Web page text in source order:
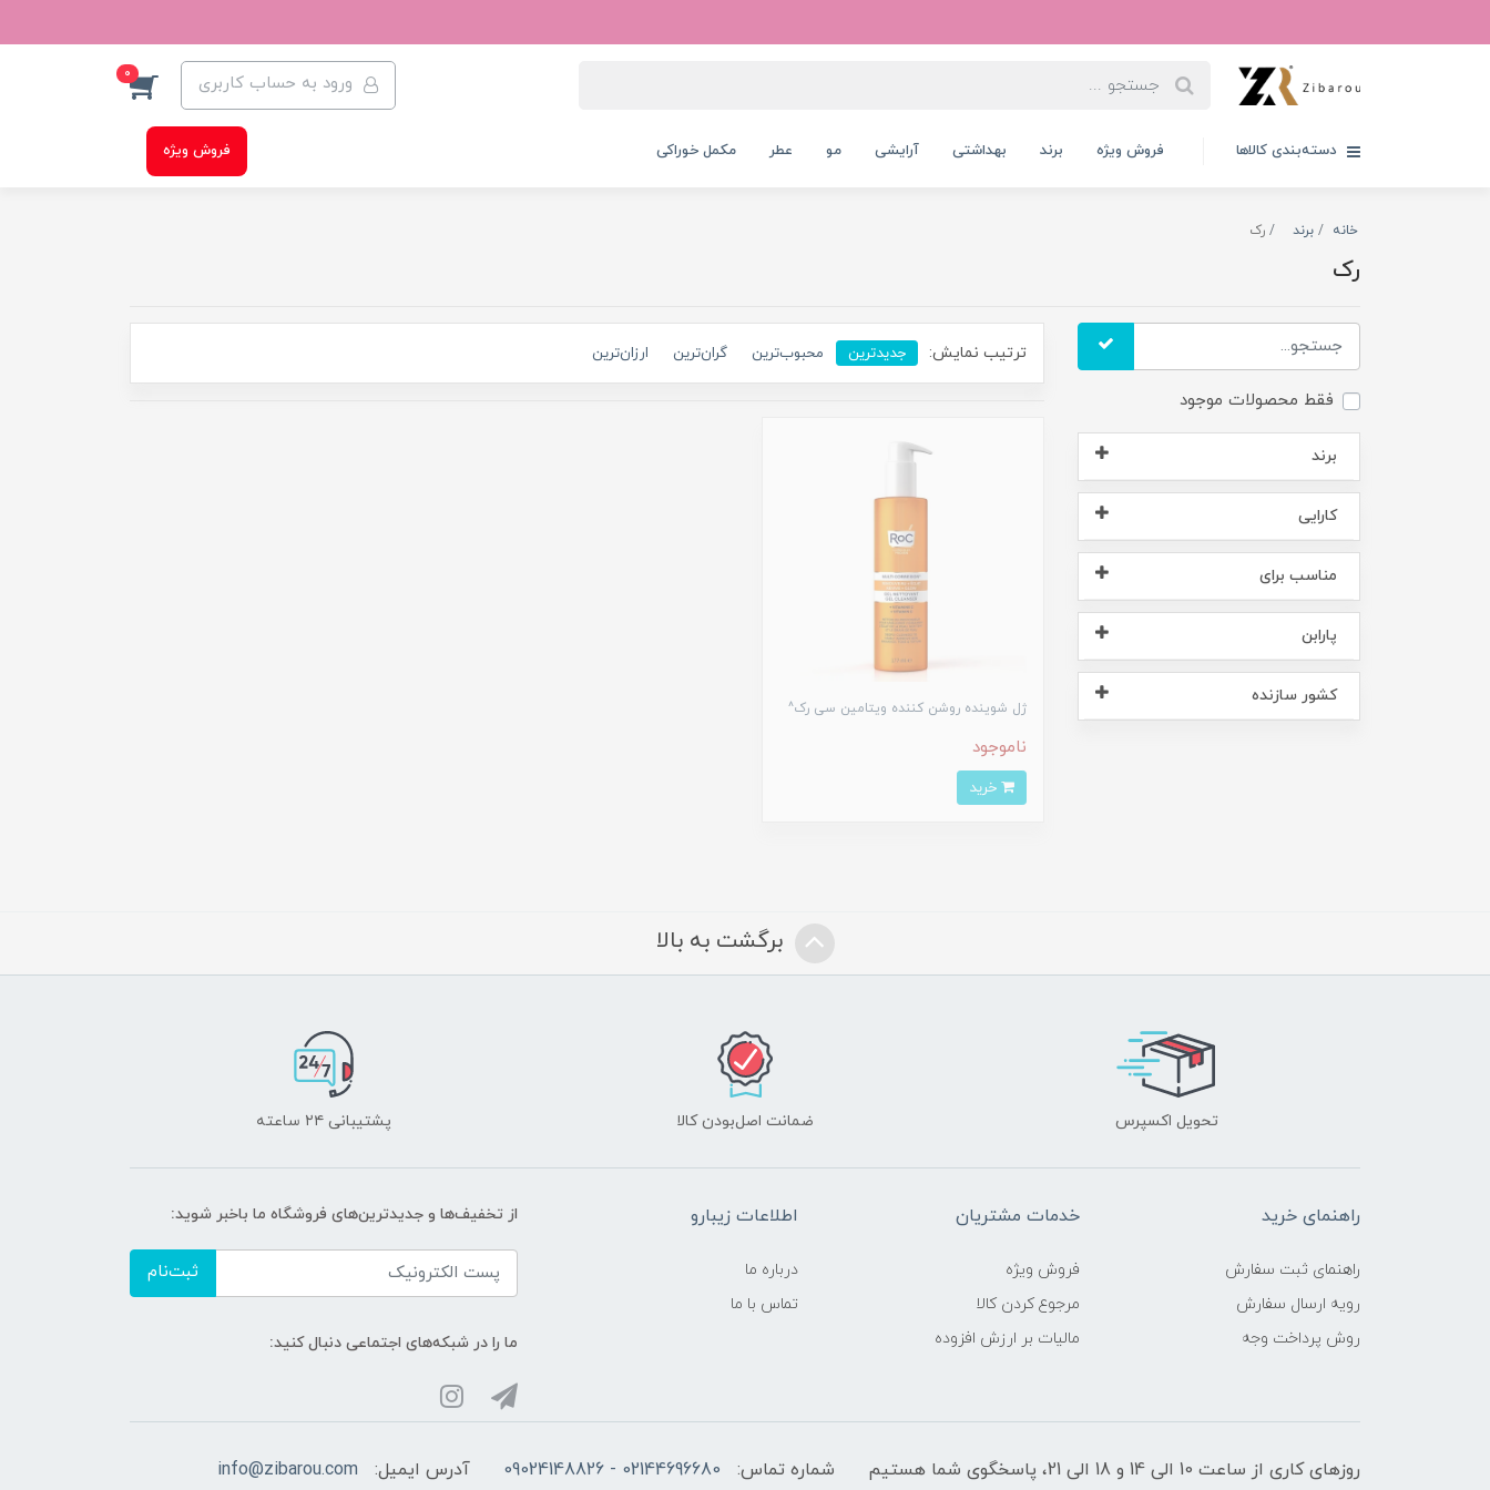
ورود به حساب کاربری 0
دسته‌بندی کالاها فروش ویژه برند بهداشتی آرایشی مو عطر مکمل خوراکی فروش ویژه
خانه برند رک
رک
فقط محصولات موجود
برند
کارایی
مناسب برای
پارابن
کشور سازنده
ترتیب نمایش: جدیدترین محبوب‌ترین گران‌ترین ارزان‌ترین
ژل شوینده روشن کننده ویتامین سی رک^
ناموجود
برگشت به بالا
تحویل اکسپرس ضمانت اصل‌بودن کالا پشتیبانی ۲۴ ساعته
راهنمای خرید
راهنمای ثبت سفارش
رویه ارسال سفارش
روش پرداخت وجه
خدمات مشتریان
فروش ویژه
مرجوع کردن کالا
مالیات بر ارزش افزوده
اطلاعات زیبارو
درباره ما
تماس با ما
از تخفیف‌ها و جدیدترین‌های فروشگاه ما باخبر شوید:
ثبت‌نام
ما را در شبکه‌های اجتماعی دنبال کنید:
روزهای کاری از ساعت 10 الی 14 و 18 الی 21، پاسخگوی شما هستیم شماره تماس: 02144696680 - 09024148826 آدرس ایمیل: info@zibarou.com